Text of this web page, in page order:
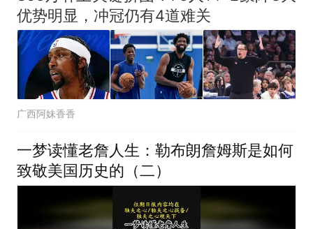
优势明显，冲冠仍有4道难关
广西阿妹香香
一梦读懂老詹人生：勒布朗詹姆斯是如何
致敬美国历史的（二）